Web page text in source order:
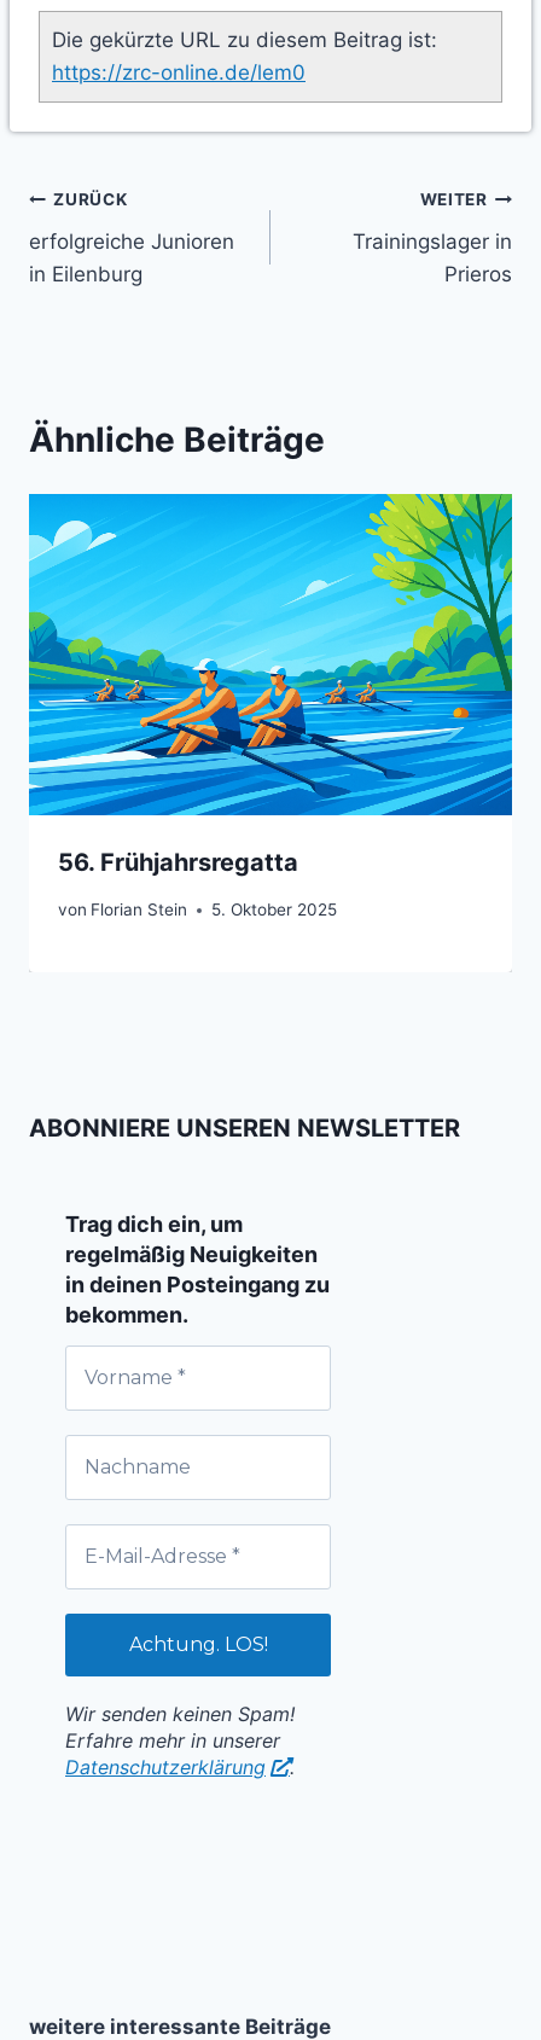
Die gekürzte URL zu diesem Beitrag ist:
https://zrc-online.de/lem0
Beitragsnavigation
ZURÜCK
erfolgreiche Junioren
in Eilenburg
WEITER
Trainingslager in
Prieros
Ähnliche Beiträge
56. Frühjahrsregatta
von Florian Stein 5. Oktober 2025
ABONNIERE UNSEREN NEWSLETTER
Trag dich ein, um
regelmäßig Neuigkeiten
in deinen Posteingang zu
bekommen.
Wir senden keinen Spam!
Erfahre mehr in unserer
Datenschutzerklärung
.
weitere interessante Beiträge